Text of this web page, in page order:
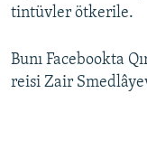
SÜRET
FİKİR
tintüvler ötkerile.
Bunı Facebookta
reisi Zair